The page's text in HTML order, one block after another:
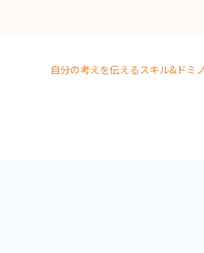
自分の考えを伝えるスキル&ドミ